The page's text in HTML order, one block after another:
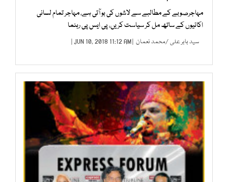
مہاجرصوبے کے مطالبے سے لاشوں کی بو آتی ہے، مہاجر تمام لسانی
اکائیوں کے ساتھ مل کر سیاست کریں، پی ایس پی رہنما
سید بابر علی/محمد نعمان | JUN 10, 2018 11:12 AM |